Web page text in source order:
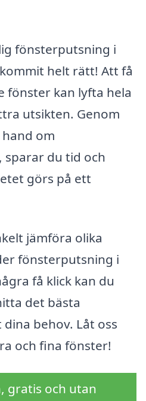
fönsterputsning i
helt rätt! Att få
fönster kan lyfta hela
utsikten. Genom
om
du tid och
görs på ett
jämföra olika
fönsterputsning i
få klick kan du
det bästa
behov. Låt oss
och fina fönster!
gratis och utan